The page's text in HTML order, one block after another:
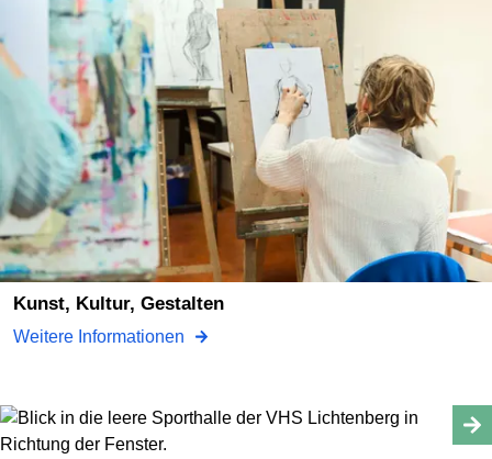
Kunst, Kultur, Gestalten
Weitere Informationen